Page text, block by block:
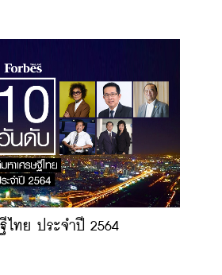
ไทย ประจำปี 2564